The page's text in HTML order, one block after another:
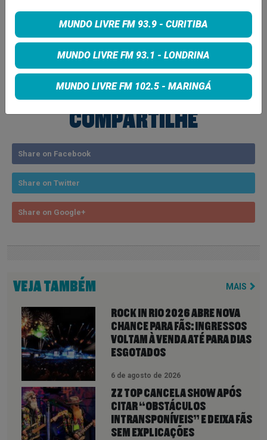
Tags:
NOTICIA
COMPARTILHE
Share on Facebook
Share on Twitter
Share on Google+
VEJA TAMBÉM MAIS
ROCK IN RIO 2026 ABRE NOVA
CHANCE PARA FÃS: INGRESSOS
VOLTAM À VENDA ATÉ PARA DIAS
ESGOTADOS
6 de agosto de 2026
ZZ TOP CANCELA SHOW APÓS
CITAR “OBSTÁCULOS
INTRANSPONÍVEIS” E DEIXA FÃS
SEM EXPLICAÇÕES
MUNDO LIVRE FM 93.9 - CURITIBA
MUNDO LIVRE FM 93.1 - LONDRINA
MUNDO LIVRE FM 102.5 - MARINGÁ